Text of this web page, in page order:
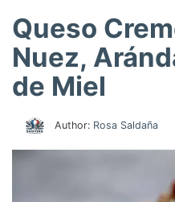
Queso
Nuez,
de Miel
Author: Rosa Saldaña